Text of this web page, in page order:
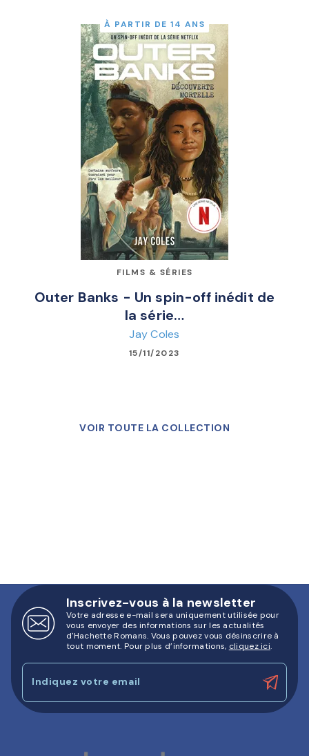
À PARTIR DE 14 ANS
FILMS & SÉRIES
Outer Banks - Un spin-off inédit de
la série…
Jay Coles
15/11/2023
VOIR TOUTE LA COLLECTION
Inscrivez-vous à la newsletter
Votre adresse e-mail sera uniquement utilisée pour
vous envoyer des informations sur les actualités
d'Hachette Romans. Vous pouvez vous désinscrire à
tout moment. Pour plus d’informations, cliquez ici.
Indiquez votre email